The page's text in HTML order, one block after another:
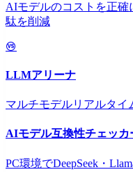
AIモデルのコストを正確
駄を削減
LLMアリーナ
マルチモデルリアルタイ
AIモデル互換性チェッカ
PC環境でDeepSeek・